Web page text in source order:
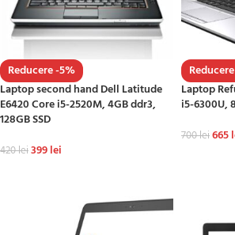
Reducere -5%
Laptop second hand Dell Latitude
E6420 Core i5-2520M, 4GB ddr3,
128GB SSD
420lei399lei
Laptop
i5-6300U,
700lei665